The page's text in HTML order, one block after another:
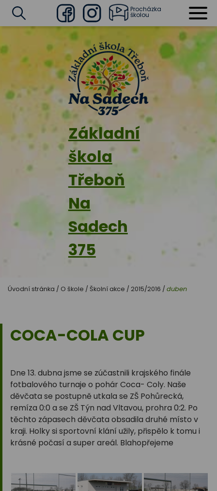
Základní
škola
Třeboň
Na
Sadech
375
FacebookInstagram
Procházka
školou
Úvodní stránka / O škole / Školní akce / 2015/2016 / duben
COCA-COLA CUP
Dne 13. dubna jsme se zúčastnili krajského finále
fotbalového turnaje o pohár Coca- Coly. Naše
děvčata se postupně utkala se ZŠ Pohůrecká,
remíza 0:0 a se ZŠ Týn nad Vltavou, prohra 0:2. Po
těchto zápasech děvčata obsadila druhé místo v
kraji. Holky si sportovní klání užily, přispělo k tomu i
krásné počasí a super areál. Blahopřejeme